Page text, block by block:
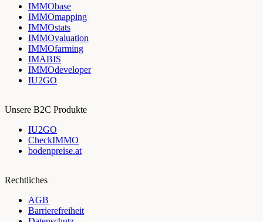
IMMObase
IMMOmapping
IMMOstats
IMMOvaluation
IMMOfarming
IMABIS
IMMOdeveloper
IU2GO
Unsere B2C Produkte
IU2GO
CheckIMMO
bodenpreise.at
Rechtliches
AGB
Barrierefreiheit